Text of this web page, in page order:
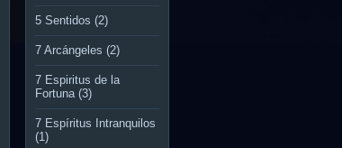
5 Sentidos (2)
7 Arcángeles (2)
7 Espiritus de la
Fortuna (3)
7 Espíritus Intranquilos
(1)